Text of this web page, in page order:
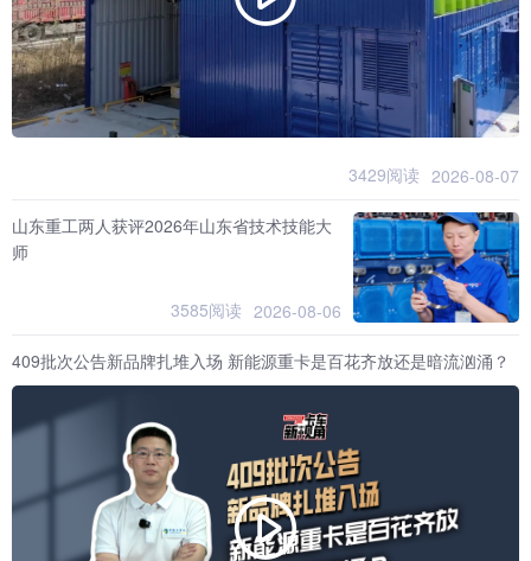
3429阅读 2026-08-07
山东重工两人获评2026年山东省技术技能大
师
3585阅读 2026-08-06
409批次公告新品牌扎堆入场 新能源重卡是百花齐放还是暗流汹涌？